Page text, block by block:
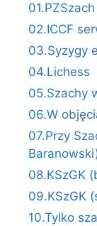
01.PZSzach
02.ICCF
03.Syzygy
04.Lichess
05.Szachy
06.W
07.Przy
08.KSzGK
09.KSzGK
10.Tylko